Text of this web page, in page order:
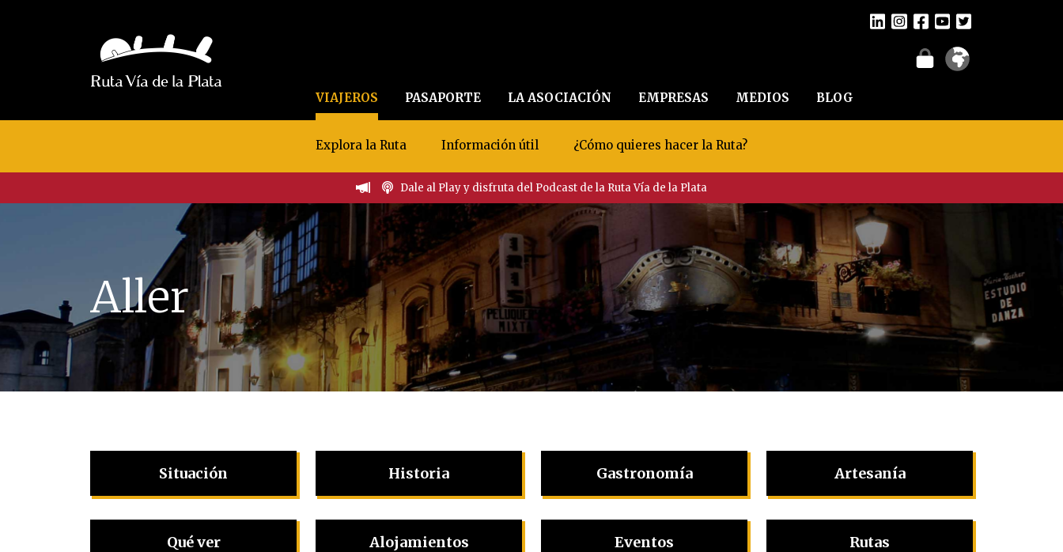
VIAJEROS PASAPORTE LA ASOCIACIÓN EMPRESAS MEDIOS BLOG
Explora la Ruta Información útil ¿Cómo quieres hacer la Ruta?
Dale al Play y disfruta del Podcast de la Ruta Vía de la Plata
Aller
Situación Historia
Qué ver Alojamientos
Gastronomía Artesanía
Eventos Rutas